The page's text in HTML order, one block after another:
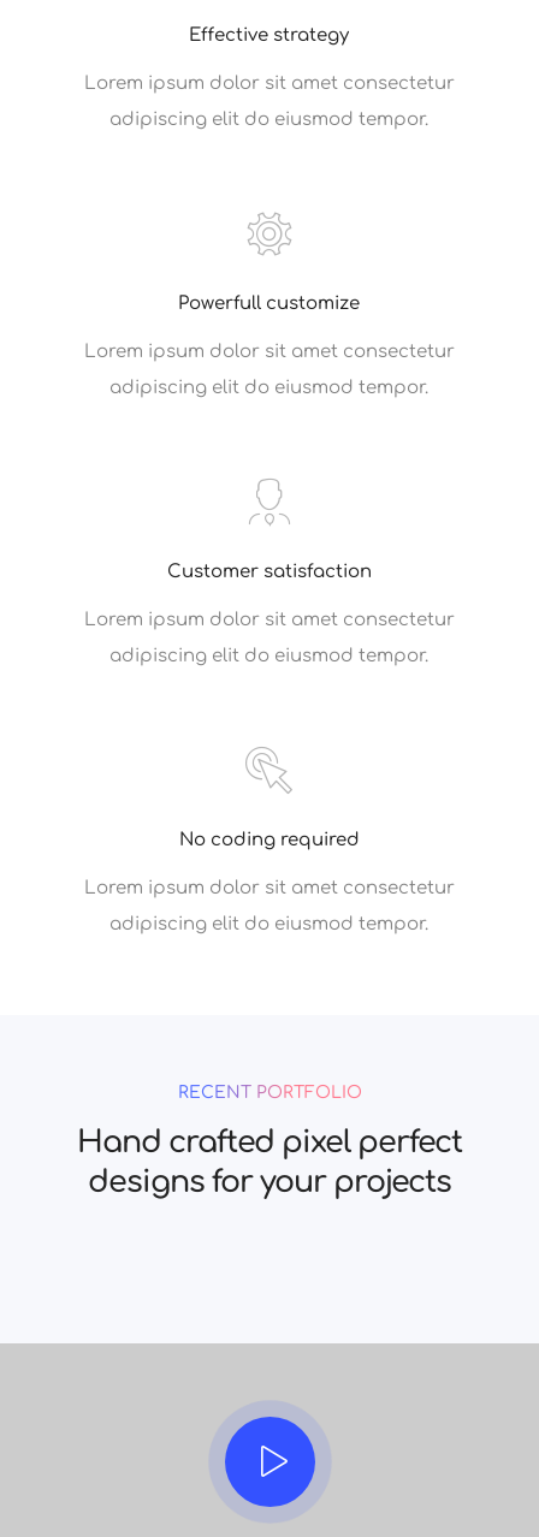
Effective strategy
Lorem ipsum dolor sit amet consectetur
adipiscing elit do eiusmod tempor.
Powerfull customize
Lorem ipsum dolor sit amet consectetur
adipiscing elit do eiusmod tempor.
Customer satisfaction
Lorem ipsum dolor sit amet consectetur
adipiscing elit do eiusmod tempor.
No coding required
Lorem ipsum dolor sit amet consectetur
adipiscing elit do eiusmod tempor.
RECENT PORTFOLIO
Hand crafted pixel perfect
designs for your projects